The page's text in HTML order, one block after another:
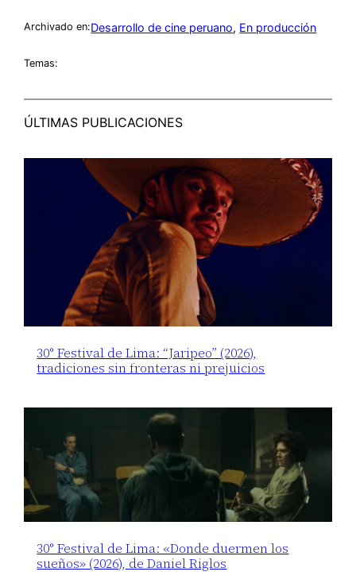
Archivado en:Desarrollo de cine peruano, En producción
Temas:
ÚLTIMAS PUBLICACIONES
30° Festival de Lima: “Jaripeo” (2026),
tradiciones sin fronteras ni prejuicios
30° Festival de Lima: «Donde duermen los
sueños» (2026), de Daniel Riglos